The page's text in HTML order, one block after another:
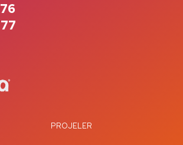
PROJELER